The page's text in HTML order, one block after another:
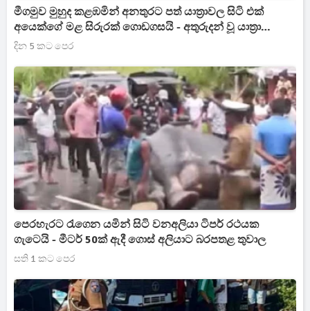
මීගමුව මුහුද කළඹමින් අනතුරට පත් යාත්‍රාවල සිටි එක්
අයෙක්ගේ මළ සිරුරක් ගොඩගසයි - අතුරුදන් වූ යාත්‍රා
සෙවීමට හෙලිකොප්ටර් යානයක් [UPDATE]
දින 5 කට පෙර
පෙරහැරට රැගෙන යමින් සිටි වනඅලියා ටිපර් රථයක
ගැටෙයි - මීටර් 50ක් ඇදී ගොස් අලියාට බරපතළ තුවාල
සති 1 කට පෙර